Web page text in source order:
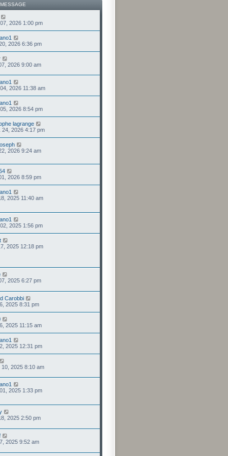
2026 1:00 pm
2026 6:36 pm
2026 9:00 am
2026 11:38 am
2026 8:54 pm
lagrange
24, 2026 4:17 pm
2026 9:24 am
2026 8:59 pm
2025 11:40 am
2025 1:56 pm
2025 12:18 pm
2025 6:27 pm
Carobbi
2025 8:31 pm
2025 11:15 am
2025 12:31 pm
10, 2025 8:10 am
2025 1:33 pm
2025 2:50 pm
2025 9:52 am